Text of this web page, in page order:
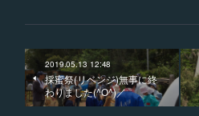
2019.05.13 12:48
採蜜祭(リベンジ)無事に終
わりました(^O^)／